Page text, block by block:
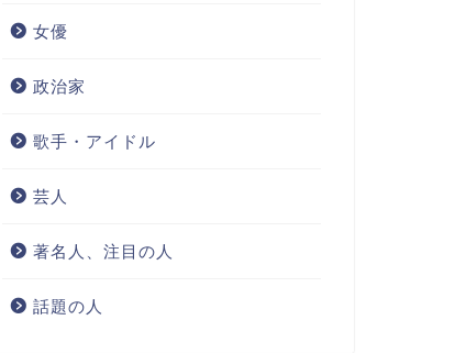
女優
政治家
歌手・アイドル
芸人
著名人、注目の人
話題の人